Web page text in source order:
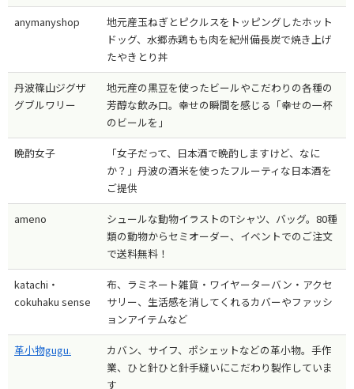
anymanyshop
地元産玉ねぎとピクルスをトッピングしたホット
ドッグ、水郷赤鶏もも肉を紀州備長炭で焼き上げ
たやきとり丼
丹波篠山ジグザ
グブルワリー
地元産の黒豆を使ったビールやこだわりの各種の
芳醇な飲み口。幸せの瞬間を感じる「幸せの一杯
のビールを」
晩酌女子
「女子だって、日本酒で晩酌しますけど、なに
か？」丹波の酒米を使ったフルーティな日本酒を
ご提供
ameno
シュールな動物イラストのTシャツ、バッグ。80種
類の動物からセミオーダー、イベントでのご注文
で送料無料！
katachi・
cokuhaku sense
布、ラミネート雑貨・ワイヤーターバン・アクセ
サリー、生活感を消してくれるカバーやファッシ
ョンアイテムなど
革小物gugu.
カバン、サイフ、ポシェットなどの革小物。手作
業、ひと針ひと針手縫いにこだわり製作していま
す